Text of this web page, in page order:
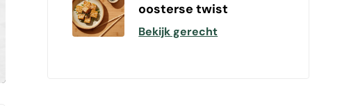
oosterse twist
Bekijk gerecht